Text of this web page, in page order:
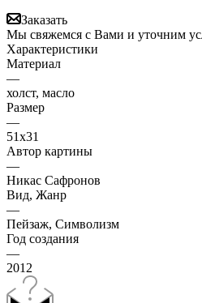
Заказать
Мы свяжемся с Вами и уточним
Характеристики
Материал
—
холст, масло
Размер
—
51х31
Автор картины
—
Никас Сафронов
Вид, Жанр
—
Пейзаж, Символизм
Год создания
—
2012